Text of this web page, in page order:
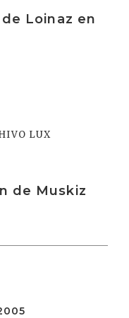
Loinaz en
LUX
de Muskiz